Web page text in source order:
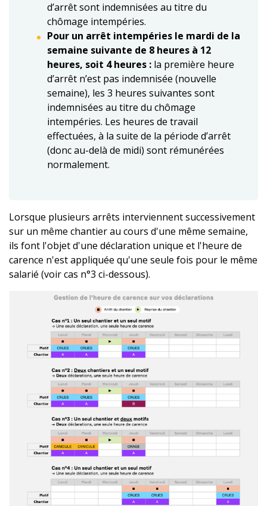
d’arrêt sont indemnisées au titre du
chômage intempéries.
Pour un arrêt intempéries le mardi de la
semaine suivante de 8 heures à 12
heures, soit 4 heures : la première heure
d’arrêt n’est pas indemnisée (nouvelle
semaine), les 3 heures suivantes sont
indemnisées au titre du chômage
intempéries. Les heures de travail
effectuées, à la suite de la période d’arrêt
(donc au-delà de midi) sont rémunérées
normalement.
Lorsque plusieurs arrêts interviennent successivement
sur un même chantier au cours d'une même semaine,
ils font l'objet d'une déclaration unique et l'heure de
carence n'est appliquée qu'une seule fois pour le même
salarié (voir cas n°3 ci-dessous).